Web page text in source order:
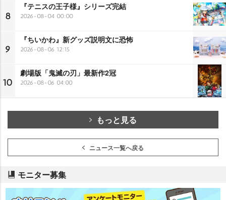
8
『テニスの王子様』シリーズ完結
2026-08-04 00:00
9
『ちいかわ』新グッズ説明文に恐怖
2026-08-06 12:15
10
劇場版「鬼滅の刃」最新作2冠
2026-08-06 04:00
もっと見る
ニュース一覧へ戻る
モニター募集